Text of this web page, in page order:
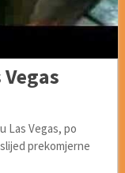
Las Vegas, po
prekomjerne